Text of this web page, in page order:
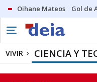
Oihane Mateos Gol de
VIVIR CIENCIA Y